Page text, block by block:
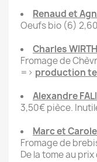
Renaud et
Oeufs bio (6)
Charles
Fromage de
=> production
Alexandre
3,50€ pièce.
Marc et
Fromage de
De la tome au